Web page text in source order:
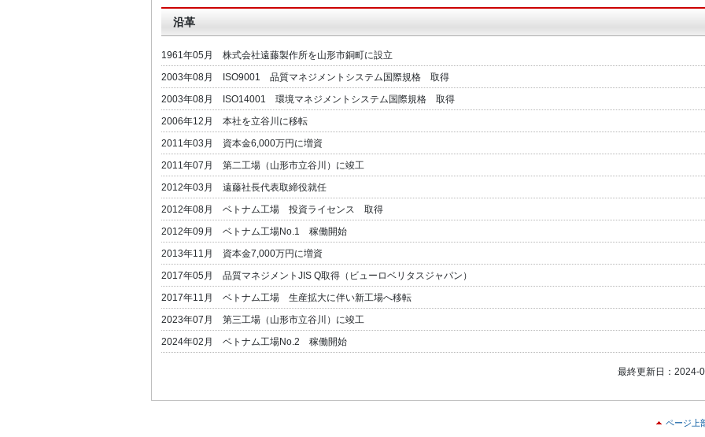
沿革
1961年05月 株式会社遠藤製作所を山形市銅町に設立
2003年08月 ISO9001 品質マネジメントシステム国際規格 取得
2003年08月 ISO14001 環境マネジメントシステム国際規格 取得
2006年12月 本社を立谷川に移転
2011年03月 資本金6,000万円に増資
2011年07月 第二工場（山形市立谷川）に竣工
2012年03月 遠藤社長代表取締役就任
2012年08月 ベトナム工場 投資ライセンス 取得
2012年09月 ベトナム工場No.1 稼働開始
2013年11月 資本金7,000万円に増資
2017年05月 品質マネジメントJIS Q取得（ビューロベリタスジャパン）
2017年11月 ベトナム工場 生産拡大に伴い新工場へ移転
2023年07月 第三工場（山形市立谷川）に竣工
2024年02月 ベトナム工場No.2 稼働開始
最終更新日：2024-
ページ上